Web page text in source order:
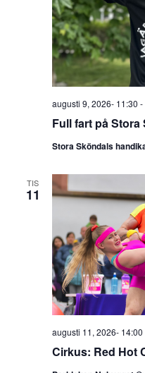
Full fart på Stora
augusti 9, 2026- 11:30 -
Stora Sköndals
TIS
11
Cirkus: Red Hot
augusti 11, 2026- 14:00